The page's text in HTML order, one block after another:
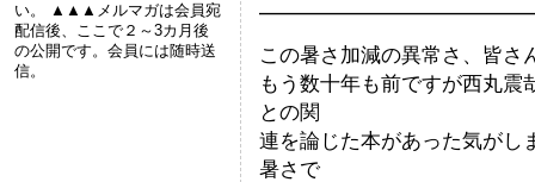
この暑さ加減の異常さ、皆さ
もう数十年も前ですが西丸
との関
連を論じた本があった気がし
暑さで
い。 ▲▲▲メルマガは会員宛
配信後、ここで２～3カ月後
の公開です。会員には随時送
信。